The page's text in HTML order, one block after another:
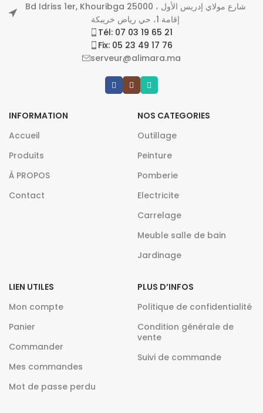
Bd Idriss 1er, Khouribga 25000 شارع مولاي إدريس الأول ،
إقامة 1، حي رياض خريبكة
Tél: 07 03 19 65 21
Fix: 05 23 49 17 76
serveur@alimara.ma
INFORMATION
Accueil
Produits
À PROPOS
Contact
NOS CATEGORIES
Outillage
Peinture
Pomberie
Electricite
Carrelage
Meuble salle de bain
Jardinage
LIEN UTILES
Mon compte
Panier
Commander
Mes commandes
Mot de passe perdu
PLUS D’INFOS
Politique de confidentialité
Condition générale de
vente
Suivi de commande